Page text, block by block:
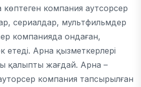
көптеген компания аутсорсер
сериалдар, мультфильмдер
компанияда ондаған,
етеді. Арна қызметкерлері
қалыпты жағдай. Арна –
компания тапсырылған